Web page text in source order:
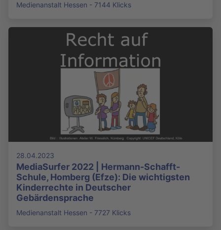
Medienanstalt Hessen - 7144 Klicks
28.04.2023
MediaSurfer 2022 | Hermann-Schafft-
Schule, Homberg (Efze): Die wichtigsten
Kinderrechte in Deutscher
Gebärdensprache
Medienanstalt Hessen - 7727 Klicks